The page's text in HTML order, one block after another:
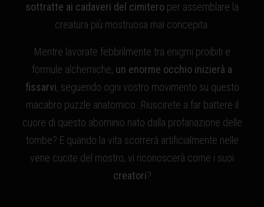
sottratte ai cadaveri del cimitero per assemblare la
creatura più mostruosa mai concepita.
Mentre lavorate febbrilmente tra enigmi proibiti e
formule alchemiche, un enorme occhio inizierà a
fissarvi, seguendo ogni vostro movimento su questo
macabro puzzle anatomico…Riuscirete a far battere il
cuore di questo abominio nato dalla profanazione delle
tombe? E quando la vita scorrerà artificialmente nelle
vene cucite del mostro, vi riconoscerà come i suoi
creatori?